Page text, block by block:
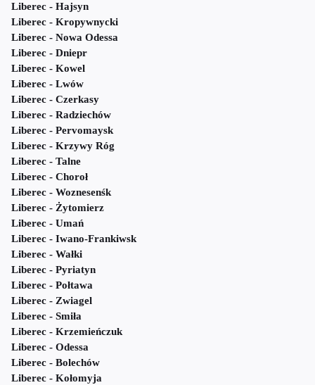
Liberec - Hajsyn
Liberec - Kropywnycki
Liberec - Nowa Odessa
Liberec - Dniepr
Liberec - Kowel
Liberec - Lwów
Liberec - Czerkasy
Liberec - Radziechów
Liberec - Pervomaysk
Liberec - Krzywy Róg
Liberec - Talne
Liberec - Choroł
Liberec - Woznesenśk
Liberec - Żytomierz
Liberec - Umań
Liberec - Iwano-Frankiwsk
Liberec - Wałki
Liberec - Pyriatyn
Liberec - Połtawa
Liberec - Zwiagel
Liberec - Smiła
Liberec - Krzemieńczuk
Liberec - Odessa
Liberec - Bolechów
Liberec - Kołomyja